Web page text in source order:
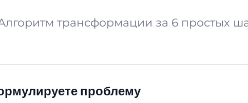
трансформации за 6 простых
проблему